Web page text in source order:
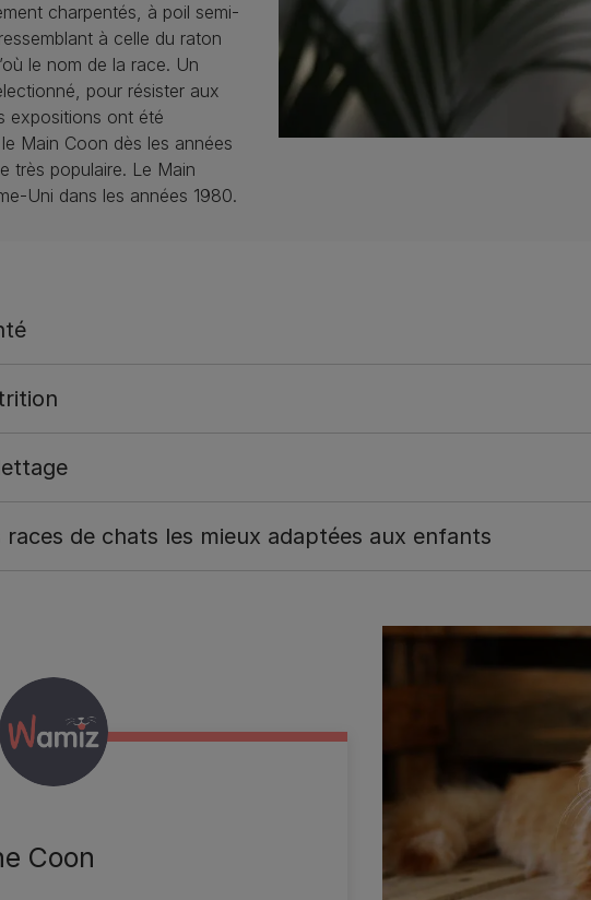
charpentés, à poil semi-
à celle du raton
le nom de la race. Un
pour résister aux
expositions ont été
Main Coon dès les années
très populaire. Le Main
Uni dans les années 1980.
races de chats les mieux adaptées aux enfants
Coon